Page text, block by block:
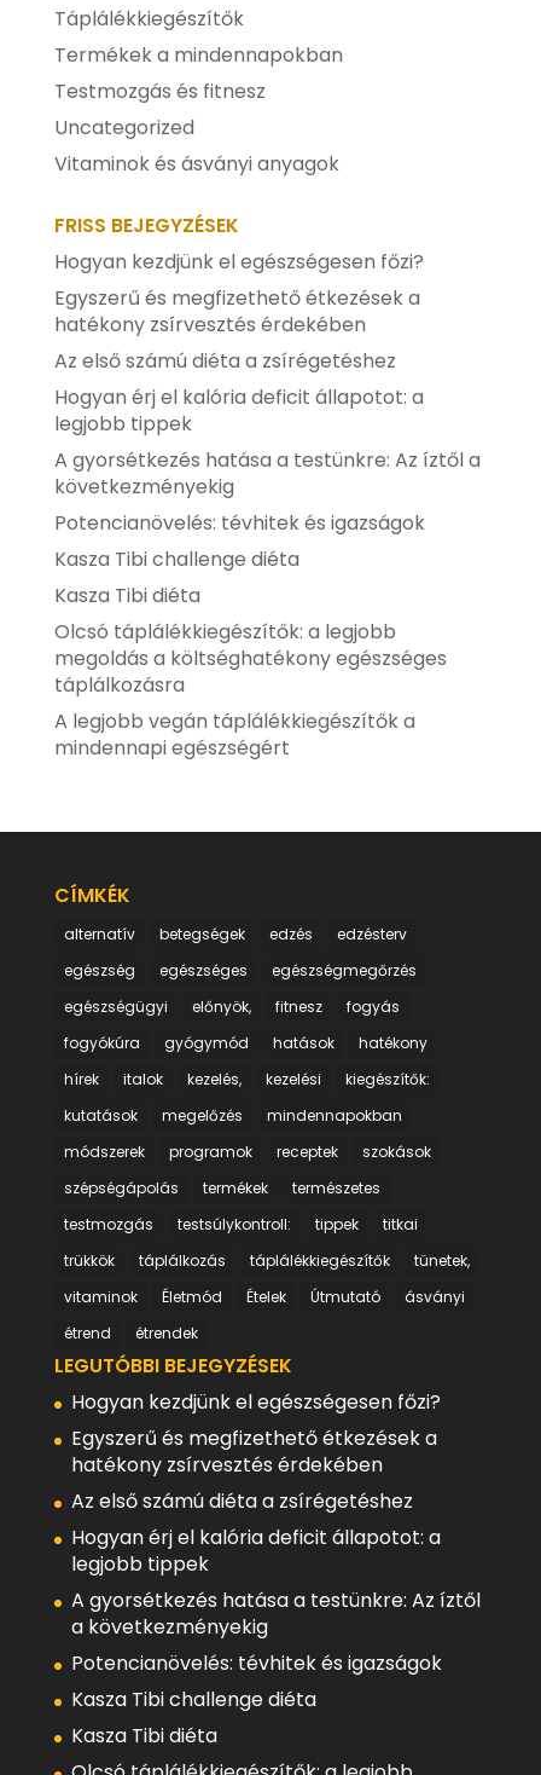
Táplálékkiegészítők
Termékek a mindennapokban
Testmozgás és fitnesz
Uncategorized
Vitaminok és ásványi anyagok
FRISS BEJEGYZÉSEK
Hogyan kezdjünk el egészségesen főzi?
Egyszerű és megfizethető étkezések a
hatékony zsírvesztés érdekében
Az első számú diéta a zsírégetéshez
Hogyan érj el kalória deficit állapotot: a
legjobb tippek
A gyorsétkezés hatása a testünkre: Az íztől a
következményekig
Potencianövelés: tévhitek és igazságok
Kasza Tibi challenge diéta
Kasza Tibi diéta
Olcsó táplálékkiegészítők: a legjobb
megoldás a költséghatékony egészséges
táplálkozásra
A legjobb vegán táplálékkiegészítők a
mindennapi egészségért
CÍMKÉK
alternatív betegségek edzés
edzésterv
egészség
egészséges
egészségmegőrzés
egészségügyi
előnyök, fitnesz
fogyás
fogyókúra
gyógymód hatások
hatékony
hírek
italok kezelés, kezelési
kiegészítők:
kutatások
megelőzés
mindennapokban
módszerek
programok receptek
szokások
szépségápolás
termékek
természetes
testmozgás
testsúlykontroll: tippek
titkai
trükkök
táplálkozás táplálékkiegészítők
tünetek,
vitaminok
Életmód Ételek Útmutató
ásványi
étrend
étrendek
LEGUTÓBBI BEJEGYZÉSEK
Hogyan kezdjünk el egészségesen főzi?
Egyszerű és megfizethető étkezések a
hatékony zsírvesztés érdekében
Az első számú diéta a zsírégetéshez
Hogyan érj el kalória deficit állapotot: a
legjobb tippek
A gyorsétkezés hatása a testünkre: Az íztől
a következményekig
Potencianövelés: tévhitek és igazságok
Kasza Tibi challenge diéta
Kasza Tibi diéta